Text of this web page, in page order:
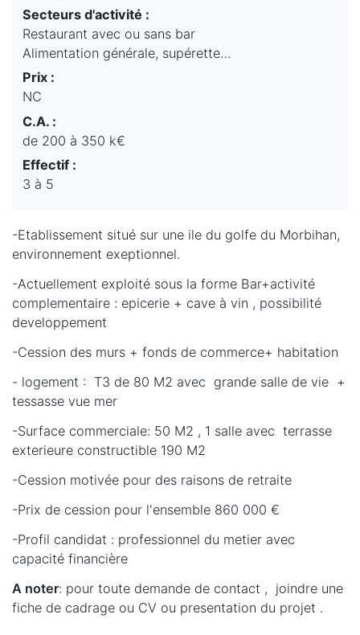
Secteurs d'activité :
Restaurant avec ou sans bar
Alimentation générale, supérette…
Prix :
NC
C.A. :
de 200 à 350 k€
Effectif :
3 à 5
-Etablissement situé sur une ile du golfe du Morbihan,
environnement exeptionnel.
-Actuellement exploité sous la forme Bar+activité
complementaire : epicerie + cave à vin , possibilité
developpement
-Cession des murs + fonds de commerce+ habitation
- logement : T3 de 80 M2 avec grande salle de vie +
tessasse vue mer
-Surface commerciale: 50 M2 , 1 salle avec terrasse
exterieure constructible 190 M2
-Cession motivée pour des raisons de retraite
-Prix de cession pour l'ensemble 860 000 €
-Profil candidat : professionnel du metier avec
capacité financière
A noter: pour toute demande de contact , joindre une
fiche de cadrage ou CV ou presentation du projet .